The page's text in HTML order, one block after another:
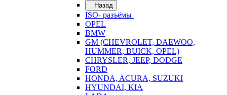
Назад
ISO- разъёмы
OPEL
BMW
GM (CHEVROLET, DAEWOO,
HUMMER, BUICK, OPEL)
CHRYSLER, JEEP, DODGE
FORD
HONDA, ACURA, SUZUKI
HYUNDAI, KIA